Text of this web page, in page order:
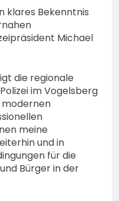
klares Bekenntnis
Michael
die regionale
im Vogelsberg
meine
und in
für die
Bürger in der